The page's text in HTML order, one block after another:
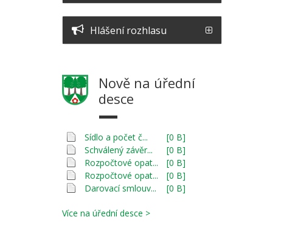
Hlášení rozhlasu
Nově na úřední
desce
Sídlo a počet č...
[0 B]
Schválený závěr...
[0 B]
Rozpočtové opat...
[0 B]
Rozpočtové opat...
[0 B]
Darovací smlouv...
[0 B]
Více na úřední desce >